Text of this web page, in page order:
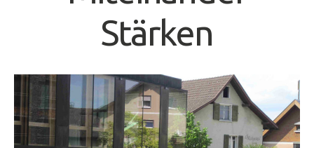
Stärken